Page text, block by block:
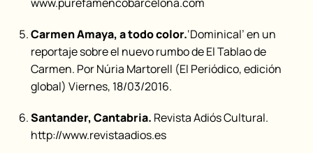
Carmen Amaya, a todo color.‘Dominical’ en un
reportaje sobre el nuevo rumbo de El Tablao de
Carmen. Por Núria Martorell (El Periódico, edición
global) Viernes, 18/03/2016.
Santander, Cantabria. Revista Adiós Cultural.
http://www.revistaadios.es